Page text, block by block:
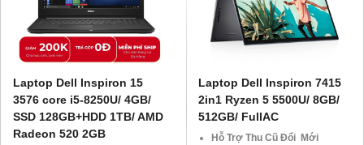
Laptop Dell Inspiron 15
3576 core i5-8250U/ 4GB/
SSD 128GB+HDD 1TB/ AMD
Radeon 520 2GB
Laptop Dell Inspiron 7415
2in1 Ryzen 5 5500U/ 8GB/
512GB/ FullAC
Hỗ Trợ Thu Cũ Đổi Mới